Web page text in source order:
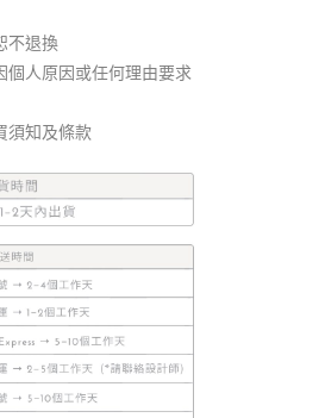
不退換
個人原因或任何理由要求
須知及條款